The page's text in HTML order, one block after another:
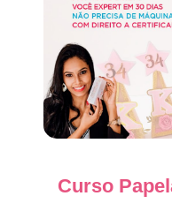
Curso